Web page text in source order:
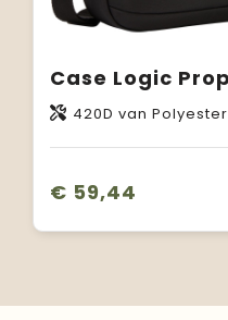
420D van Polyester
€ 59,44